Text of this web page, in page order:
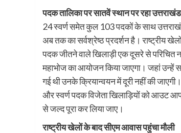
पदक तालिका पर सातवें स्थान पर रहा उत्तराखंड
24 स्वर्ण समेत कुल 103 पदकों के साथ
अब तक का सर्वश्रेष्ठ प्रदर्शन है। राष्ट्रीय
पदक जीतने वाले खिलाड़ी एक दूसरे से परिचित
महाभोज का आयोजन किया जाएगा। जहां उन्हें
गई थी उनके क्रियान्वयन में दूरी नहीं की
और स्वर्ण पदक विजेता खिलाड़ियों को आउट
से जल्द पूरा कर लिया जाए।
राष्ट्रीय खेलों के बाद सीएम आवास पहुंचा मौली